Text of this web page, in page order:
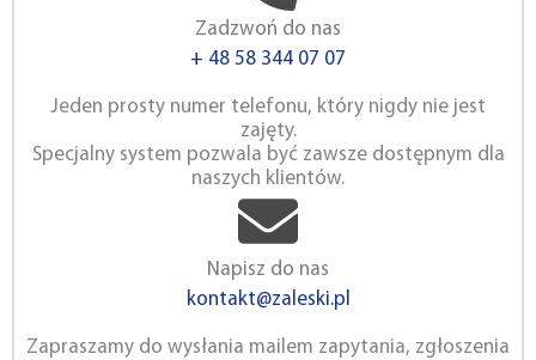
Zadzwoń do nas
+ 48 58 344 07 07
Jeden prosty numer telefonu, który nigdy nie jest
zajęty.
Specjalny system pozwala być zawsze dostępnym dla
naszych klientów.
Napisz do nas
kontakt@zaleski.pl
Zapraszamy do wysłania mailem zapytania, zgłoszenia